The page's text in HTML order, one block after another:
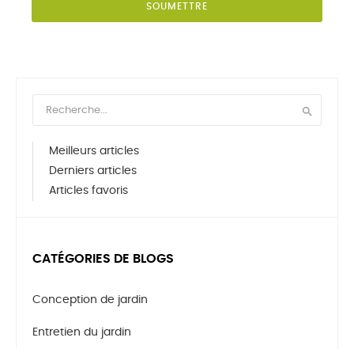
SOUMETTRE

Meilleurs articles
Derniers articles
Articles favoris
CATÉGORIES DE BLOGS
Conception de jardin
Entretien du jardin